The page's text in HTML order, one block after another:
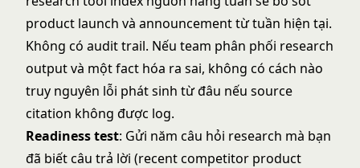
product launch và announcement từ tuần hiện tại.
Không có audit trail. Nếu team phân phối research
output và một fact hóa ra sai, không có cách nào
truy nguyên lỗi phát sinh từ đâu nếu source
citation không được log.
Readiness test: Gửi năm câu hỏi research mà bạn
đã biết câu trả lời (recent competitor product